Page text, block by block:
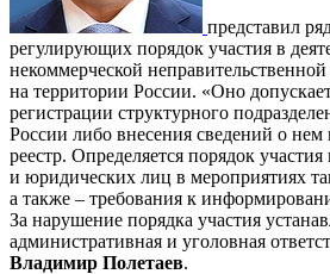
представил
регулирующих порядок участия в
некоммерческой
на территории России. «Оно
регистрации структурного
России либо внесения сведений о
реестр. Определяется порядок участия
и юридических лиц в мероприятиях
а также – требования к
За нарушение порядка участия
административная и уголовная
Владимир Полетаев.